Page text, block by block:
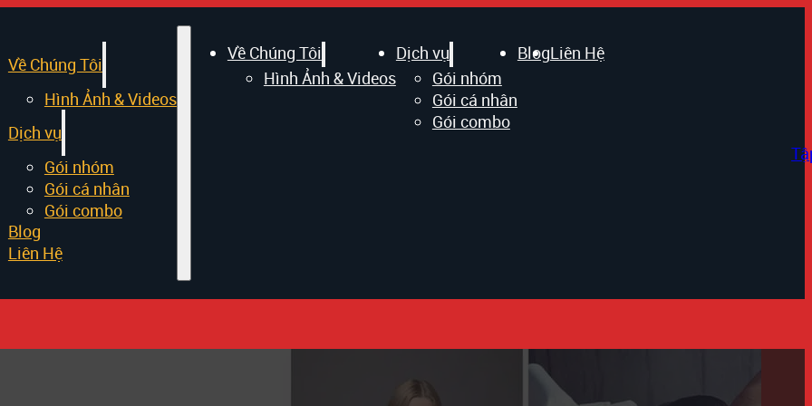
Về Chúng Tôi
Hình Ảnh & Videos
Dịch vụ
Gói nhóm
Gói cá nhân
Gói combo
Blog
Liên Hệ
Về Chúng Tôi
Hình Ảnh & Videos
Dịch vụ
Gói nhóm
Gói cá nhân
Gói combo
BlogLiên Hệ
đẹp nhất – boxing nữ